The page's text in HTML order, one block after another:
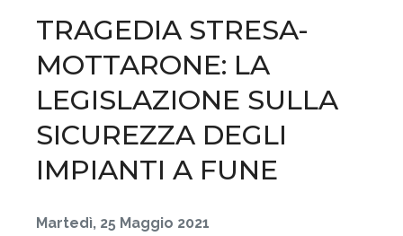
TRAGEDIA STRESA-
MOTTARONE: LA
LEGISLAZIONE SULLA
SICUREZZA DEGLI
IMPIANTI A FUNE
Martedì, 25 Maggio 2021